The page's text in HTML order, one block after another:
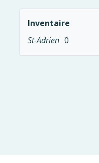
Inventaire
St-Adrien 0